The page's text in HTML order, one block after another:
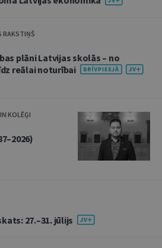
RAKSTIŅŠ
plāni Latvijas skolās – no
reālai noturībai
KOLĒĢI
27.–31. jūlijs